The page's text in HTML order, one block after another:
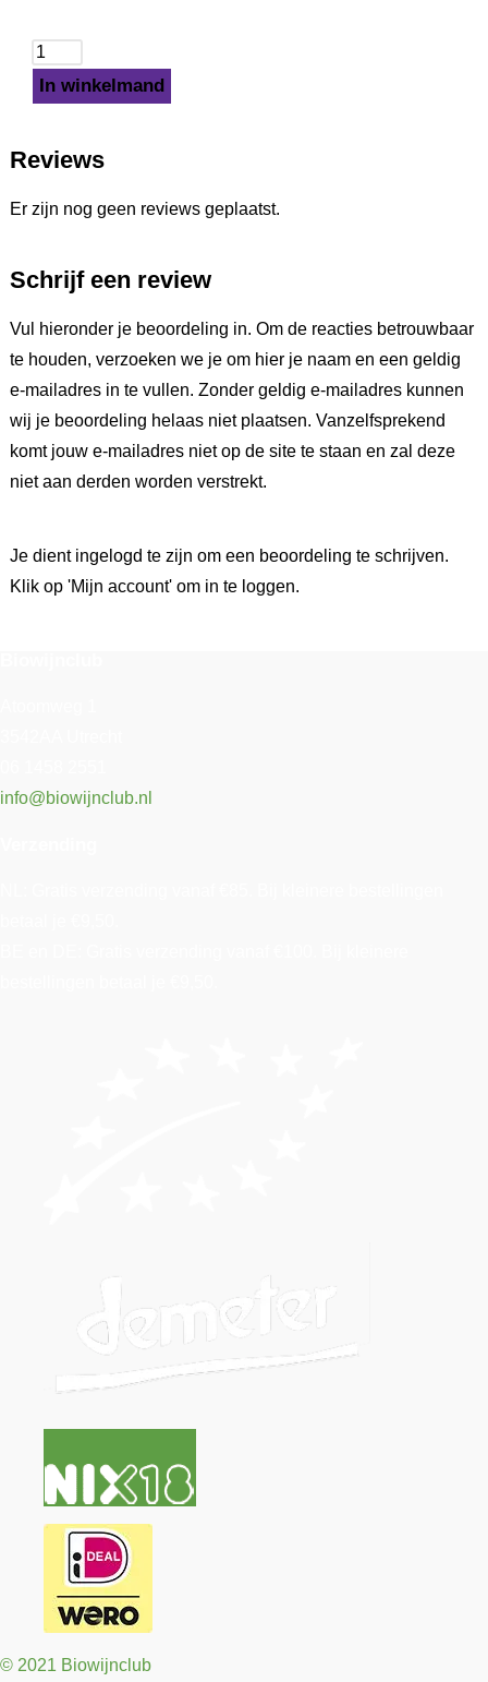
In winkelmand
Reviews
Er zijn nog geen reviews geplaatst.
Schrijf een review
Vul hieronder je beoordeling in. Om de reacties betrouwbaar
te houden, verzoeken we je om hier je naam en een geldig
e-mailadres in te vullen. Zonder geldig e-mailadres kunnen
wij je beoordeling helaas niet plaatsen. Vanzelfsprekend
komt jouw e-mailadres niet op de site te staan en zal deze
niet aan derden worden verstrekt.
Je dient ingelogd te zijn om een beoordeling te schrijven.
Klik op 'Mijn account' om in te loggen.
info@biowijnclub.nl
© 2021 Biowijnclub